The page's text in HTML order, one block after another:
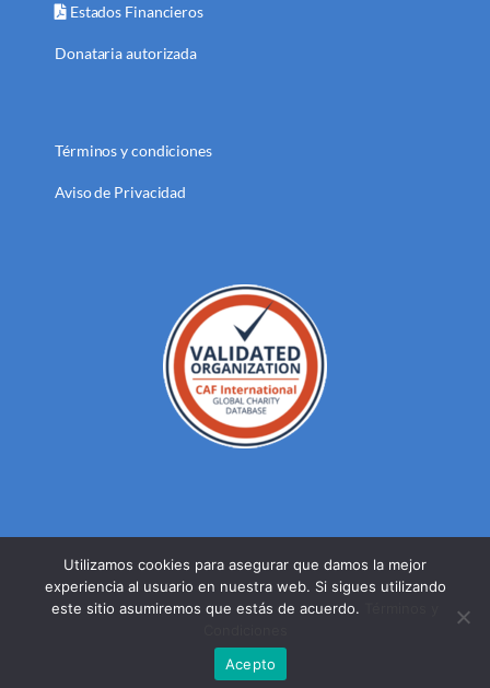
Estados Financieros
Donataria autorizada
Términos y condiciones
Aviso de Privacidad
© DERECHOS RESERVADOS FUNDACION MEXICANA PARA LA
SALUD A.C. 2023 | AVISO DE PRIVACIDAD
Facebook
Twitter
Utilizamos cookies para asegurar que damos la mejor
experiencia al usuario en nuestra web. Si sigues utilizando
este sitio asumiremos que estás de acuerdo.
Acepto